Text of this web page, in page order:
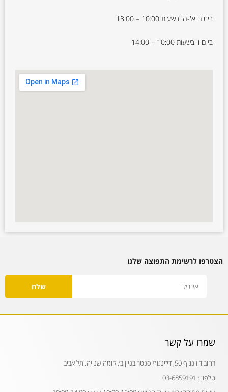
בימים א'-ה' בשעות 10:00 – 18:00
ביום ו' בשעות 10:00 – 14:00
הצטרפו לרשימת התפוצה שלנו
שלח
שמרו על קשר
רחוב דיזינגוף 50, דיזינגוף סנטר בניין ב׳, קומה שנייה, תל אביב
טלפון : 03-6859191